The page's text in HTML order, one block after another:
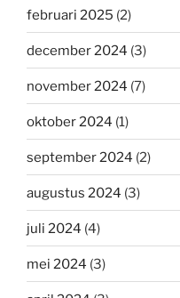
februari 2025 (2)
december 2024 (3)
november 2024 (7)
oktober 2024 (1)
september 2024 (2)
augustus 2024 (3)
juli 2024 (4)
mei 2024 (3)